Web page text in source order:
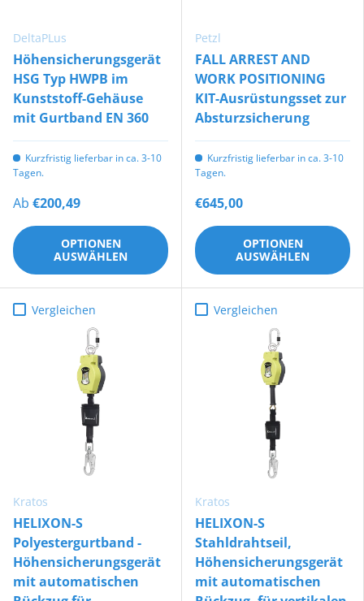
DeltaPLus
Höhensicherungsgerät
HSG Typ HWPB im
Kunststoff-Gehäuse
mit Gurtband EN 360
Kurzfristig lieferbar in ca. 3-10
Tagen.
Ab €200,49
OPTIONEN
AUSWÄHLEN
Petzl
FALL ARREST AND
WORK POSITIONING
KIT-Ausrüstungsset zur
Absturzsicherung
Kurzfristig lieferbar in ca. 3-10
Tagen.
€645,00
OPTIONEN
AUSWÄHLEN
Vergleichen
Kratos
HELIXON-S
Polyestergurtband -
Höhensicherungsgerät
mit automatischen
Vergleichen
Kratos
HELIXON-S
Stahldrahtseil,
Höhensicherungsgerät
mit automatischen